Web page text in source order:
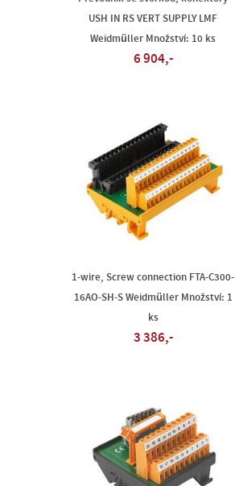
USH IN RS VERT SUPPLY LMF
Weidmüller Množství: 10 ks
6 904,-
1-wire, Screw connection FTA-C300-
16AO-SH-S Weidmüller Množství: 1
ks
3 386,-